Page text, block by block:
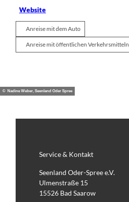
Website
Anreise mit dem Auto
Anreise mit öffentlichen Verkehrsmitteln
© Nadine Weber, Seenland Oder Spree
Service & Kontakt
Seenland Oder-Spree e.V.
Ulmenstraße 15
15526 Bad Saarow